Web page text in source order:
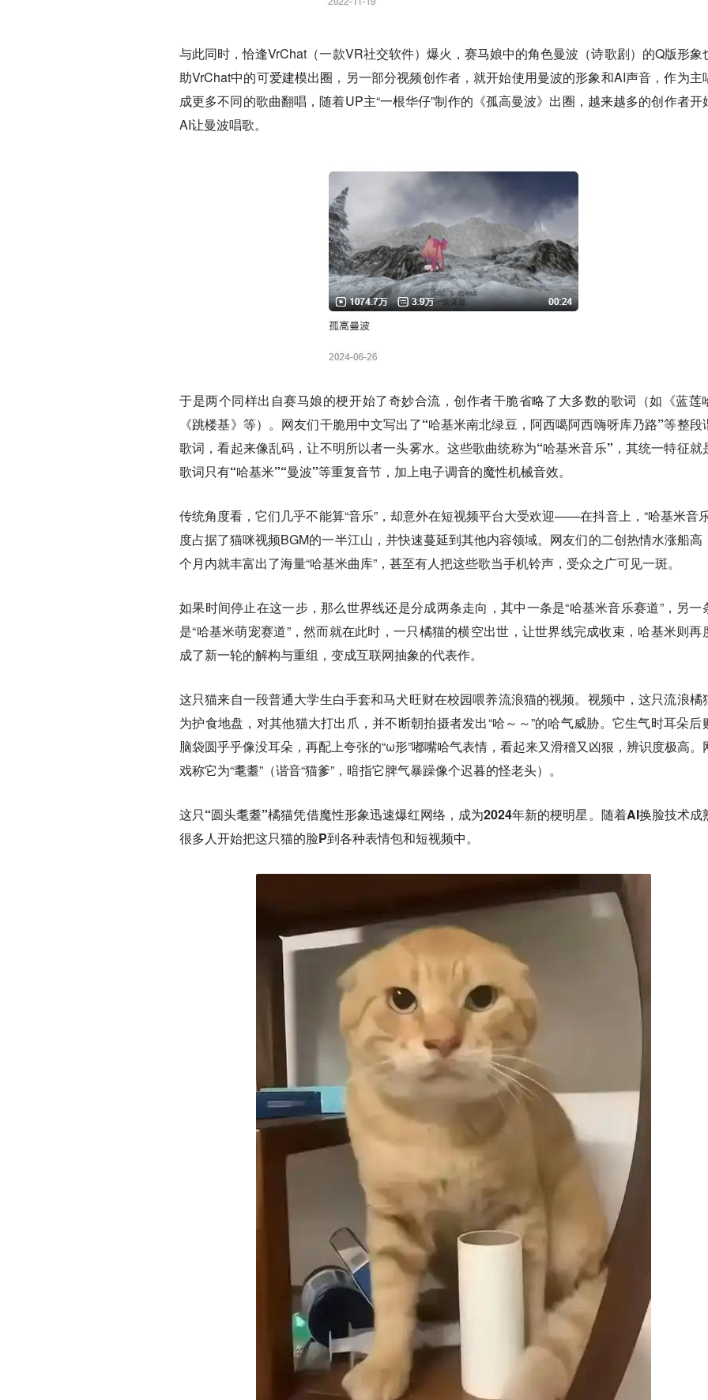
与此同时，恰逢VrChat（一款VR社交软件）爆火，赛马娘中的角色曼波（诗歌剧）的Q版形象
助VrChat中的可爱建模出圈，另一部分视频创作者，就开始使用曼波的形象和AI声音，作为主
成更多不同的歌曲翻唱，随着UP主“一根华仔”制作的《孤高曼波》出圈，越来越多的创作者开
AI让曼波唱歌。
于是两个同样出自赛马娘的梗开始了奇妙合流，创作者干脆省略了大多数的歌词（如《蓝莲
《跳楼基》等） 。网友们干脆用中文写出了“哈基米南北绿豆，阿西噶阿西嗨呀库乃路”等整段
歌词，看起来像乱码，让不明所以者一头雾水。这些歌曲统称为“哈基米音乐”，其统一特征就
歌词只有“哈基米”“曼波”等重复音节，加上电子调音的魔性机械音效。
传统角度看，它们几乎不能算“音乐”，却意外在短视频平台大受欢迎——在抖音上，“哈基米音
度占据了猫咪视频BGM的一半江山，并快速蔓延到其他内容领域。网友们的二创热情水涨船高
个月内就丰富出了海量“哈基米曲库”，甚至有人把这些歌当手机铃声，受众之广可见一斑。
如果时间停止在这一步，那么世界线还是分成两条走向，其中一条是“哈基米音乐赛道”，另一
是“哈基米萌宠赛道”，然而就在此时，一只橘猫的横空出世，让世界线完成收束，哈基米则再
成了新一轮的解构与重组，变成互联网抽象的代表作。
这只猫来自一段普通大学生白手套和马犬旺财在校园喂养流浪猫的视频。视频中，这只流浪橘
为护食地盘，对其他猫大打出爪，并不断朝拍摄者发出“哈～～”的哈气威胁。 它生气时耳朵后
脑袋圆乎乎像没耳朵，再配上夸张的“ω形”嘟嘴哈气表情，看起来又滑稽又凶狠，辨识度极高。
戏称它为“耄耋”（谐音“猫爹”，暗指它脾气暴躁像个迟暮的怪老头） 。
这只“圆头耄耋”橘猫凭借魔性形象迅速爆红网络，成为2024年新的梗明星。随着AI换脸技术成
很多人开始把这只猫的脸P到各种表情包和短视频中。